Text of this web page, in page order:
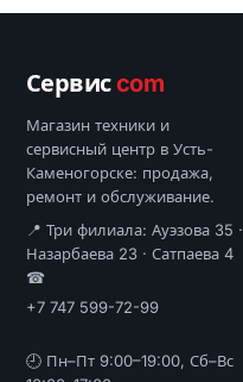
Сервисcom
Магазин техники и
сервисный центр в Усть-
Каменогорске: продажа,
ремонт и обслуживание.
📍 Три филиала: Ауэзова 35 ·
Назарбаева 23 · Сатпаева 4
☎
+7 747 599-72-99
🕘 Пн–Пт 9:00–19:00, Сб–Вс